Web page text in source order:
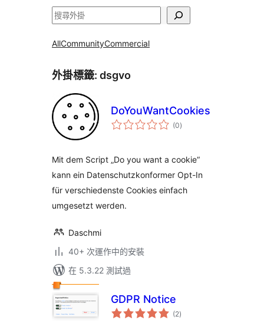
搜
AllCommunityCommercial
外掛標籤: dsgvo
DoYouWantCookies
(0總
評)
Mit dem Script „Do you want a cookie“
kann ein Datenschutzkonformer Opt-In
für verschiedenste Cookies einfach
umgesetzt werden.
Daschmi
40+ 次運作中的安裝
在 5.3.22 測試過
GDPR Notice
(2總
評)